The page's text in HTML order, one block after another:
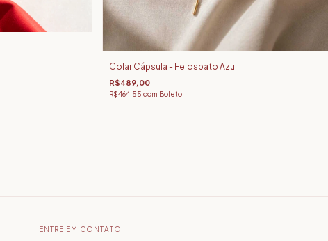
Colar Cápsula - Feldspato Azul
R$489,00
R$464,55com Boleto
ENTRE EM CONTATO